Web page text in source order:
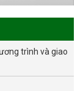
trình và giao